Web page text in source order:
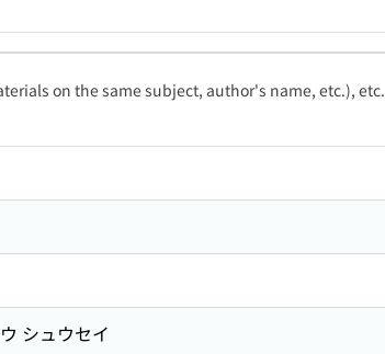
on the same subject, author's name, etc.), etc.
シュウセイ